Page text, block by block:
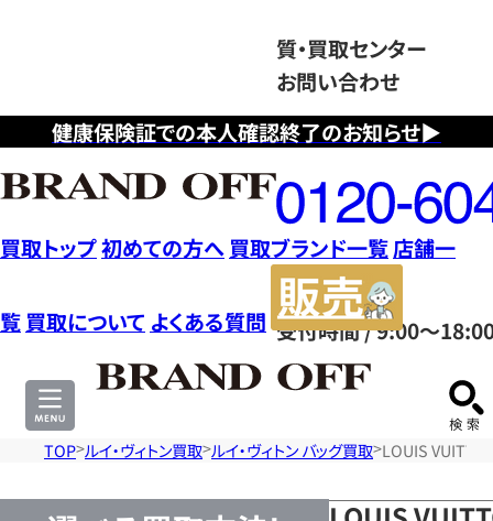
健康保険証での本人確認終了のお知らせ▶
質・買取センター
お問い合わせ
フ
リ
ー
ダ
イ
ヤ
ル
0120604117
受付時間 / 9:00～
買取トップ初めての方へ 買取ブランド一覧店舗一
覧 買取について よくある質問
サ
TOP ルイ・ヴィトン買取 ルイ・ヴィトン バッグ買取 LOUIS